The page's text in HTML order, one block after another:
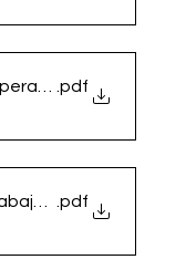
.pdf
de Contraloría
.pdf